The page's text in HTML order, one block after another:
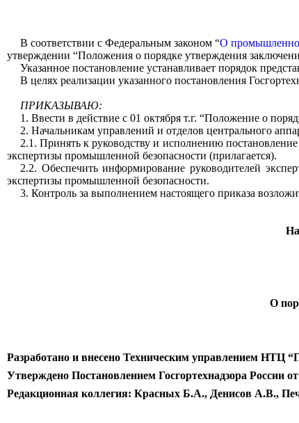
В соответствии с Федеральным законом “О
утверждении “Положения о порядке утверждения
Указанное постановление устанавливает порядок
В целях реализации указанного постановления
ПРИКАЗЫВАЮ:
1. Ввести в действие с 01 октября т.г. “Положение о
2. Начальникам управлений и отделов центрального
2.1. Принять к руководству и исполнению
экспертизы промышленной безопасности (прилагается).
2.2. Обеспечить информирование руководителей
экспертизы промышленной безопасности.
3. Контроль за выполнением настоящего приказа
О
Разработано и внесено Техническим управлением НТЦ
Утверждено Постановлением Госгортехнадзора России
Редакционная коллегия: Красных Б.А., Денисов А.В.,